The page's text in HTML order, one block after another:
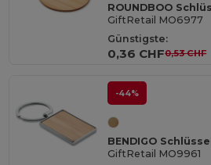
ROUNDBOO
GiftRetail MO6977
Günstigste:
0,36 CHF0,53 CHF
-44%
BENDIGO
GiftRetail MO9961